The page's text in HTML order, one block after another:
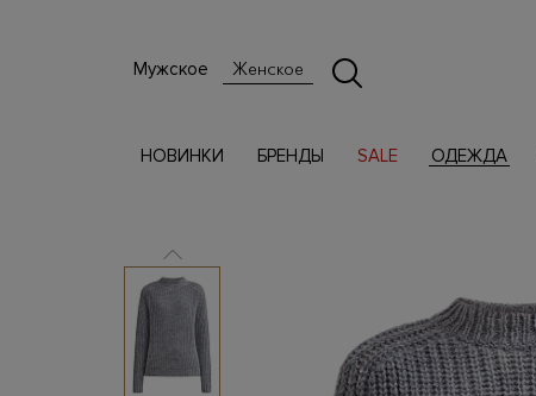
Мужское Женское
НОВИНКИ БРЕНДЫ SALE ОДЕЖДА